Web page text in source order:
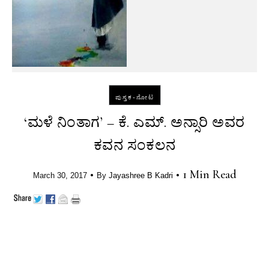
ಪುಸ್ತಕ-ನೋಟ
‘ಮಳೆ ನಿಂತಾಗ’ – ಕೆ. ಎಮ್. ಅನ್ಸಾರಿ ಅವರ
ಕವನ ಸಂಕಲನ
March 30, 2017 • By Jayashree B Kadri • 1 Min Read